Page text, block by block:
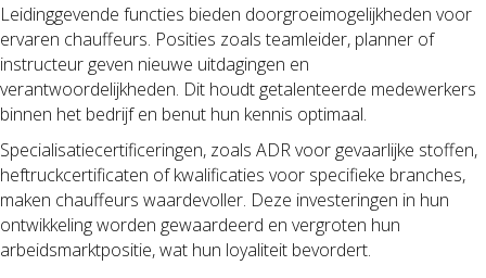
Leidinggevende functies bieden doorgroeimogelijkheden voor
ervaren chauffeurs. Posities zoals teamleider, planner of
instructeur geven nieuwe uitdagingen en
verantwoordelijkheden. Dit houdt getalenteerde medewerkers
binnen het bedrijf en benut hun kennis optimaal.
Specialisatiecertificeringen, zoals ADR voor gevaarlijke stoffen,
heftruckcertificaten of kwalificaties voor specifieke branches,
maken chauffeurs waardevoller. Deze investeringen in hun
ontwikkeling worden gewaardeerd en vergroten hun
arbeidsmarktpositie, wat hun loyaliteit bevordert.